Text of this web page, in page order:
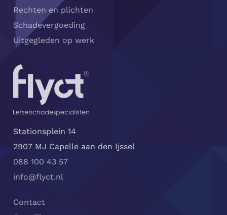
Rechten en plichten
Schadevergoeding
Uitgegleden op werk
Stationsplein 14
2907 MJ Capelle aan den Ijssel
088 100 43 57
info@flyct.nl
Contact